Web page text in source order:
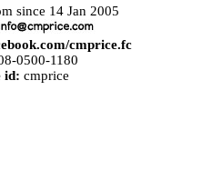
since 14 Jan 2005
cmprice.fc
0500-1180
id: cmprice